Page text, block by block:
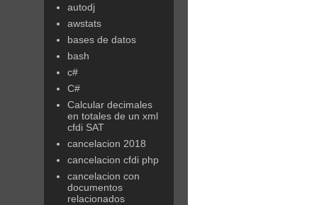
autodj
awstats
bases de datos
bash
c#
C#
Calcular decimales
en totales de un xml
cfdi SAT
cancelacion 2018
cancelacion cfdi php
cancelacion con
documentos
relacionados